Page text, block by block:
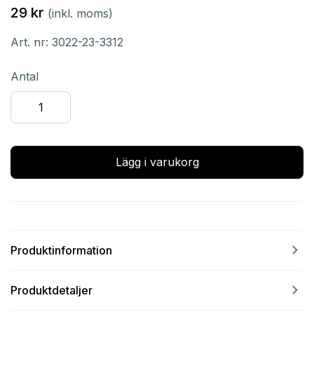
29 kr (inkl. moms)
Art. nr: 3022-23-3312
Antal
Lägg i varukorg
Produktinformation navigate_next
Produktdetaljer navigate_next